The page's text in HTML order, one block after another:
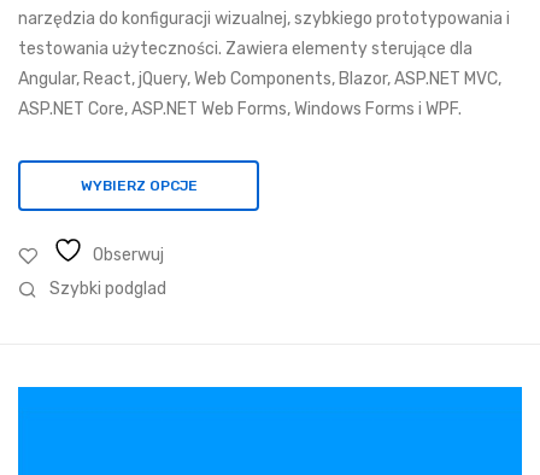
do
29
310,29 zł
narzędzia do konfiguracji wizualnej, szybkiego prototypowania i
testowania użyteczności. Zawiera elementy sterujące dla
Angular, React, jQuery, Web Components, Blazor, ASP.NET MVC,
ASP.NET Core, ASP.NET Web Forms, Windows Forms i WPF.
WYBIERZ OPCJE
Obserwuj
Szybki podglad